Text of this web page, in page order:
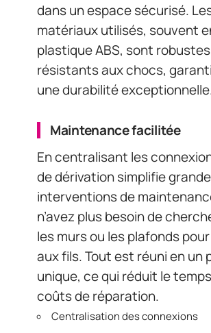
dans un espace sécurisé.
matériaux utilisés, souvent
plastique ABS, sont
résistants aux chocs,
une durabilité
Maintenance facilitée
En centralisant les
de dérivation simplifie
interventions de
n’avez plus besoin de
les murs ou les plafonds
aux fils. Tout est réuni en un
unique, ce qui réduit le
coûts de réparation.
Centralisation des connexions